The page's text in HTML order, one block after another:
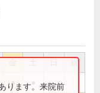
祝
●
ります。来院前